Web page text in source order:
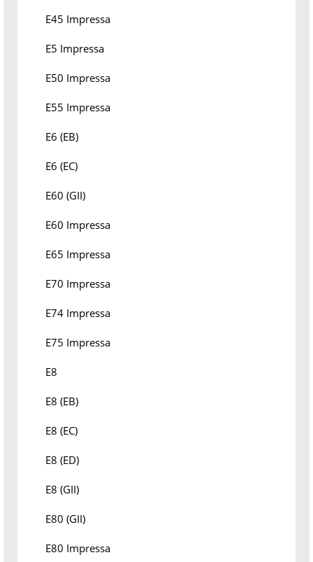
E45 Impressa
E5 Impressa
E50 Impressa
E55 Impressa
E6 (EB)
E6 (EC)
E60 (GII)
E60 Impressa
E65 Impressa
E70 Impressa
E74 Impressa
E75 Impressa
E8
E8 (EB)
E8 (EC)
E8 (ED)
E8 (GII)
E80 (GII)
E80 Impressa